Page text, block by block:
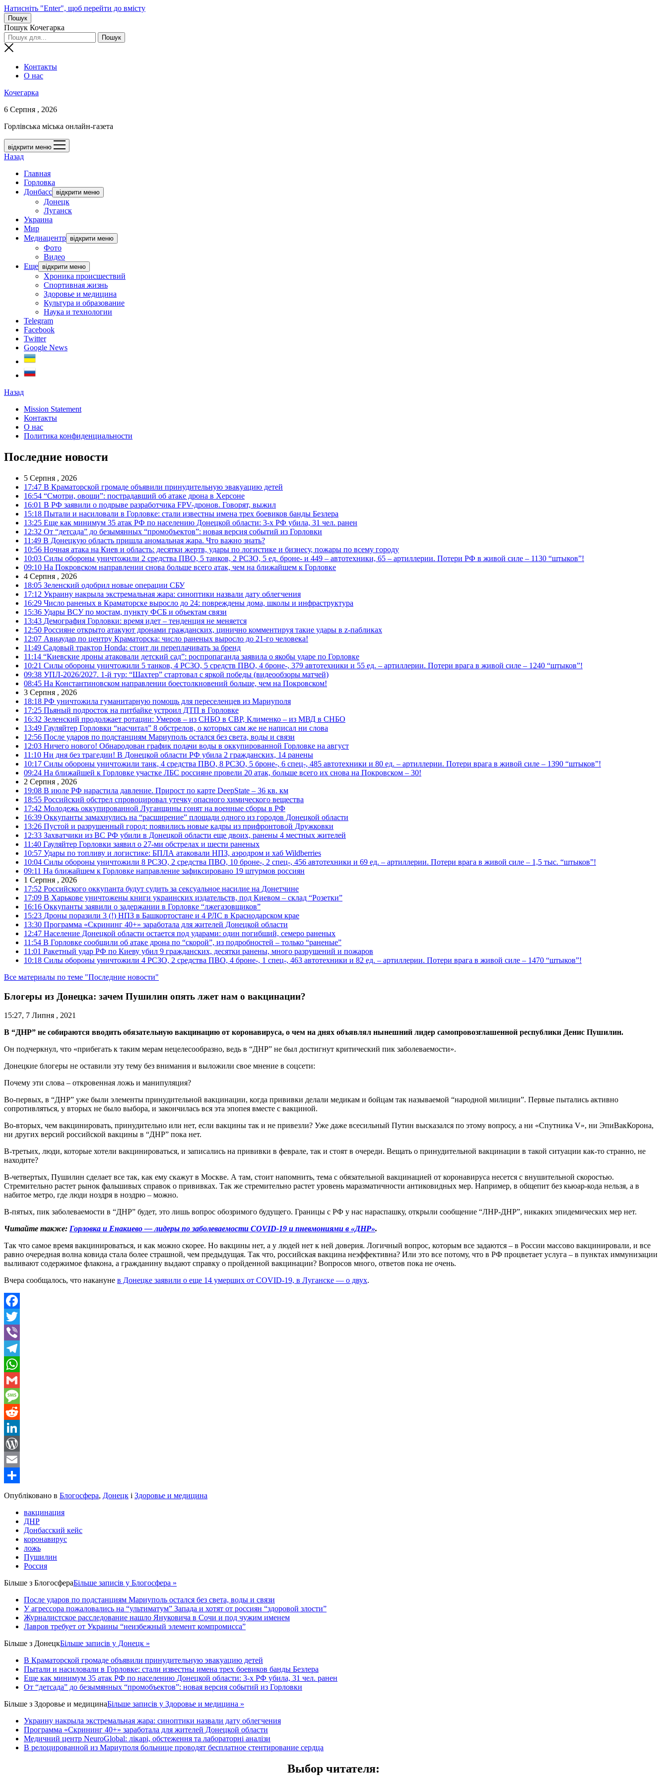
Натисніть "Enter", щоб перейти до вмісту
Пошук
Пошук Кочегарка
Контакты
О нас
Кочегарка
6 Серпня , 2026
Горлівська міська онлайн-газета
відкрити меню
Назад
Главная
Горловка
Донбасс відкрити меню
Донецк
Луганск
Украина
Мир
Медиацентр відкрити меню
Фото
Видео
Еще відкрити меню
Хроника происшествий
Спортивная жизнь
Здоровье и медицина
Культура и образование
Наука и технологии
Telegram
Facebook
Twitter
Google News
Назад
Mission Statement
Контакты
О нас
Политика конфиденциальности
Последние новости
5 Серпня , 2026
17:47 В Краматорской громаде объявили принудительную эвакуацию детей
16:54 “Смотри, овощи”: пострадавший об атаке дрона в Херсоне
16:01 В РФ заявили о подрыве разработчика FPV-дронов. Говорят, выжил
15:18 Пытали и насиловали в Горловке: стали известны имена трех боевиков банды Безлера
13:25 Еще как минимум 35 атак РФ по населению Донецкой области: 3-х РФ убила, 31 чел. ранен
12:32 От “детсада” до безымянных “промобъектов”: новая версия событий из Горловки
11:49 В Донецкую область пришла аномальная жара. Что важно знать?
10:56 Ночная атака на Киев и область: десятки жертв, удары по логистике и бизнесу, пожары по всему городу
10:03 Силы обороны уничтожили 2 средства ПВО, 5 танков, 2 РСЗО, 5 ед. броне- и 449 – автотехники, 65 – артиллерии. Потери РФ в живой силе – 1130 “штыков”!
09:10 На Покровском направлении снова больше всего атак, чем на ближайшем к Горловке
4 Серпня , 2026
18:05 Зеленский одобрил новые операции СБУ
17:12 Украину накрыла экстремальная жара: синоптики назвали дату облегчения
16:29 Число раненых в Краматорске выросло до 24: повреждены дома, школы и инфраструктура
15:36 Удары ВСУ по мостам, пункту ФСБ и объектам связи
13:43 Демография Горловки: время идет – тенденция не меняется
12:50 Россияне открыто атакуют дронами гражданских, цинично комментируя такие удары в z-пабликах
12:07 Авиаудар по центру Краматорска: число раненых выросло до 21-го человека!
11:49 Садовый трактор Honda: стоит ли переплачивать за бренд
11:14 “Киевские дроны атаковали детский сад”: роспропаганда заявила о якобы ударе по Горловке
10:21 Силы обороны уничтожили 5 танков, 4 РСЗО, 5 средств ПВО, 4 броне-, 379 автотехники и 55 ед. – артиллерии. Потери врага в живой силе – 1240 “штыков”!
09:38 УПЛ-2026/2027. 1-й тур: “Шахтер” стартовал с яркой победы (видеообзоры матчей)
08:45 На Константиновском направлении боестолкновений больше, чем на Покровском!
3 Серпня , 2026
18:18 РФ уничтожила гуманитарную помощь для переселенцев из Мариуполя
17:25 Пьяный подросток на питбайке устроил ДТП в Горловке
16:32 Зеленский продолжает ротации: Умеров – из СНБО в СВР, Клименко – из МВД в СНБО
13:49 Гауляйтер Горловки “насчитал” 8 обстрелов, о которых сам же не написал ни слова
12:56 После ударов по подстанциям Мариуполь остался без света, воды и связи
12:03 Ничего нового! Обнародован график подачи воды в оккупированной Горловке на август
11:10 Ни дня без трагедии! В Донецкой области РФ убила 2 гражданских, 14 ранены
10:17 Силы обороны уничтожили танк, 4 средства ПВО, 8 РСЗО, 5 броне-, 6 спец-, 485 автотехники и 80 ед. – артиллерии. Потери врага в живой силе – 1390 “штыков”!
09:24 На ближайшей к Горловке участке ЛБС россияне провели 20 атак, больше всего их снова на Покровском – 30!
2 Серпня , 2026
19:08 В июле РФ нарастила давление. Прирост по карте DeepState – 36 кв. км
18:55 Российский обстрел спровоцировал утечку опасного химического вещества
17:42 Молодежь оккупированной Луганщины гонят на военные сборы в РФ
16:39 Оккупанты замахнулись на “расширение” площади одного из городов Донецкой области
13:26 Пустой и разрушенный город: появились новые кадры из прифронтовой Дружковки
12:33 Захватчики из ВС РФ убили в Донецкой области еще двоих, ранены 4 местных жителей
11:40 Гауляйтер Горловки заявил о 27-ми обстрелах и шести раненых
10:57 Удары по топливу и логистике: БПЛА атаковали НПЗ, аэродром и хаб Wildberries
10:04 Силы обороны уничтожили 8 РСЗО, 2 средства ПВО, 10 броне-, 2 спец-, 456 автотехники и 69 ед. – артиллерии. Потери врага в живой силе – 1,5 тыс. “штыков”!
09:11 На ближайшем к Горловке направление зафиксировано 19 штурмов россиян
1 Серпня , 2026
17:52 Российского оккупанта будут судить за сексуальное насилие на Донетчине
17:09 В Харькове уничтожены книги украинских издательств, под Киевом – склад “Розетки”
16:16 Оккупанты заявили о задержании в Горловке “лжегазовщиков”
15:23 Дроны поразили 3 (!) НПЗ в Башкортостане и 4 РЛС в Краснодарском крае
13:30 Программа «Скрининг 40+» заработала для жителей Донецкой области
12:47 Население Донецкой области остается под ударами: один погибший, семеро раненых
11:54 В Горловке сообщили об атаке дрона по “скорой”, из подробностей – только “раненые”
11:01 Ракетный удар РФ по Киеву убил 9 гражданских, десятки ранены, много разрушений и пожаров
10:18 Силы обороны уничтожили 4 РСЗО, 2 средства ПВО, 4 броне-, 1 спец-, 463 автотехники и 82 ед. – артиллерии. Потери врага в живой силе – 1470 “штыков”!
Все материалы по теме "Последние новости"
Блогеры из Донецка: зачем Пушилин опять лжет нам о вакцинации?
15:27, 7 Липня , 2021
В “ДНР” не собираются вводить обязательную вакцинацию от коронавируса, о чем на днях объявлял нынешний лидер самопровозглашенной республики Денис Пушилин.
Он подчеркнул, что «прибегать к таким мерам нецелесообразно, ведь в “ДНР” не был достигнут критический пик заболеваемости».
Донецкие блогеры не оставили эту тему без внимания и выложили свое мнение в соцсети:
Почему эти слова – откровенная ложь и манипуляция?
Во-первых, в “ДНР” уже были элементы принудительной вакцинации, когда прививки делали медикам и бойцам так называемой “народной милиции”. Первые пытались активно
сопротивляться, у вторых не было выбора, и закончилась вся эта эпопея вместе с вакциной.
Во-вторых, чем вакцинировать, принудительно или нет, если вакцины так и не привезли? Уже даже всесильный Путин высказался по этому вопросу, а ни «Спутника V», ни ЭпиВакКорона,
ни других версий российской вакцины в “ДНР” пока нет.
В-третьих, люди, которые хотели вакцинироваться, и записались на прививки в феврале, так и стоят в очереди. Вещать о принудительной вакцинации в такой ситуации как-то странно, не
находите?
В-четвертых, Пушилин сделает все так, как ему скажут в Москве. А там, стоит напомнить, тема с обязательной вакцинацией от коронавируса несется с внушительной скоростью.
Стремительно растет рынок фальшивых справок о прививках. Так же стремительно растет уровень маразматичности антиковидных мер. Например, в общепит без кьюар-кода нельзя, а в
набитое метро, где люди ноздря в ноздрю – можно.
В-пятых, пик заболеваемости в “ДНР” будет, это лишь вопрос обозримого будущего. Границы с РФ у нас нараспашку, открыли сообщение “ЛНР-ДНР”, никаких эпидемических мер нет.
Читайте также: Горловка и Енакиево — лидеры по заболеваемости COVID-19 и пневмониями в «ДНР».
Так что самое время вакцинироваться, и как можно скорее. Но вакцины нет, а у людей нет к ней доверия. Логичный вопрос, которым все задаются – в России массово вакцинировали, и все
равно очередная волна ковида стала более страшной, чем предыдущая. Так что, российская вакцина неэффективна? Или это все потому, что в РФ процветает услуга – в пунктах иммунизации
выливают содержимое флакона, а гражданину выдают справку о пройденной вакцинации? Вопросов много, ответов пока не очень.
Вчера сообщалось, что накануне в Донецке заявили о еще 14 умерших от COVID-19, в Луганске — о двух.
Facebook
Twitter
Viber
Telegram
WhatsApp
Gmail
Message
Reddit
LinkedIn
WordPress
Email
Share
Опубліковано в Блогосфера, Донецк і Здоровье и медицина
вакцинация
ДНР
Донбасский кейс
коронавирус
ложь
Пушилин
Россия
Більше з БлогосфераБільше записів у Блогосфера »
После ударов по подстанциям Мариуполь остался без света, воды и связи
У агрессора пожаловались на “ультиматум” Запада и хотят от россиян “здоровой злости”
Журналистское расследование нашло Януковича в Сочи и под чужим именем
Лавров требует от Украины “неизбежный элемент компромисса”
Більше з ДонецкБільше записів у Донецк »
В Краматорской громаде объявили принудительную эвакуацию детей
Пытали и насиловали в Горловке: стали известны имена трех боевиков банды Безлера
Еще как минимум 35 атак РФ по населению Донецкой области: 3-х РФ убила, 31 чел. ранен
От “детсада” до безымянных “промобъектов”: новая версия событий из Горловки
Більше з Здоровье и медицинаБільше записів у Здоровье и медицина »
Украину накрыла экстремальная жара: синоптики назвали дату облегчения
Программа «Скрининг 40+» заработала для жителей Донецкой области
Медичний центр NeuroGlobal: лікарі, обстеження та лабораторні аналізи
В релоцированной из Мариуполя больнице проводят бесплатное стентирование сердца
Выбор читателя: